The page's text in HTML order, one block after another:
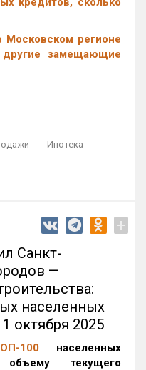
регионе
замещающие
Ипотека
+
Санкт-
—
населенных
октября 2025
100 населенных
текущего